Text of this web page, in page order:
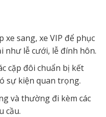
xe sang, xe VIP để phục
như lễ cưới, lễ đính hôn.
cặp đôi chuẩn bị kết
sự kiện quan trọng.
và thường đi kèm các
cầu.